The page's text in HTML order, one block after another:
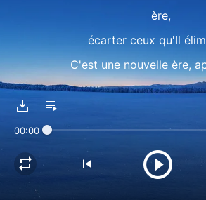
ère,
écarter ceux qu'Il
C'est une nouvelle ère,
2
Il a commencé une autre
pour que l'homme Le
00:00